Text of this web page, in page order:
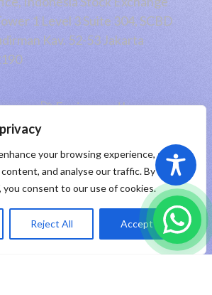
your browsing experience, serve
and analyse our traffic. By
you consent to our use of cookies.
Reject All Accept All
1 Level 3 Suite 304, SCBD
Kav. 52-53 Jakarta
moon 🚀 Engineered by
2026
Policy |Registered Trademark